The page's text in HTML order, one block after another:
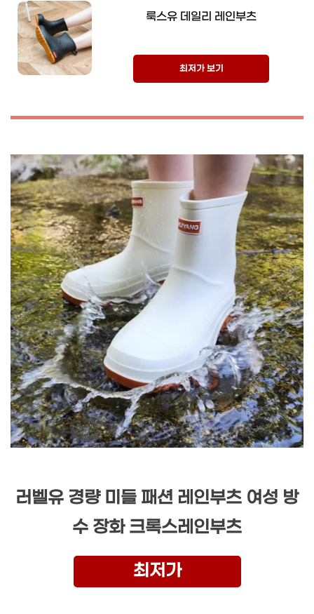
룩스유 데일리 레인부츠
최저가 보기
러벨유 경량 미들 패션 레인부츠 여성 방
수 장화 크록스레인부츠
최저가